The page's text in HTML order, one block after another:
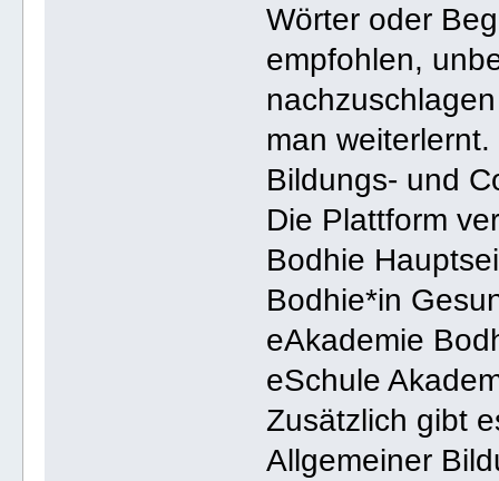
Wörter oder
empfohlen,
man weiterlernt.
Bildungs- und
Die Plattform
Bodhie
Bodhie*in
eAkademie
eSchule
Zusätzlich gibt
Allgemeiner